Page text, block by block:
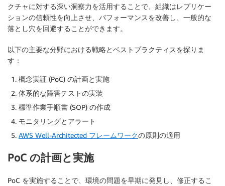
クチャに対する深い洞察力を活用することで、組織はレプリケー
ションの信頼性を向上させ、パフォーマンスを改善し、一般的な
落とし穴を回避することができます。
以下の主要な分野における戦略とベストプラクティスを探りま
す：
概念実証 (PoC) の計画と実施
体系的な障害テストの実装
標準作業手順書 (SOP) の作成
モニタリングとアラート
AWS Well-Architected フレームワークの原則の適用
PoC の計画と実施
PoC を実施することで、環境の問題を早期に発見し、修正するこ